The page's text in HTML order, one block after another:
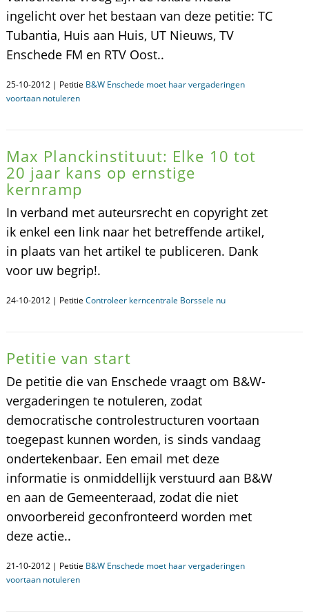
ingelicht over het bestaan van deze petitie: TC
Tubantia, Huis aan Huis, UT Nieuws, TV
Enschede FM en RTV Oost..
25-10-2012 | Petitie B&W Enschede moet haar vergaderingen
voortaan notuleren
Max Planckinstituut: Elke 10 tot
20 jaar kans op ernstige
kernramp
In verband met auteursrecht en copyright zet
ik enkel een link naar het betreffende artikel,
in plaats van het artikel te publiceren. Dank
voor uw begrip!.
24-10-2012 | Petitie Controleer kerncentrale Borssele nu
Petitie van start
De petitie die van Enschede vraagt om B&W-
vergaderingen te notuleren, zodat
democratische controlestructuren voortaan
toegepast kunnen worden, is sinds vandaag
ondertekenbaar. Een email met deze
informatie is onmiddellijk verstuurd aan B&W
en aan de Gemeenteraad, zodat die niet
onvoorbereid geconfronteerd worden met
deze actie..
21-10-2012 | Petitie B&W Enschede moet haar vergaderingen
voortaan notuleren